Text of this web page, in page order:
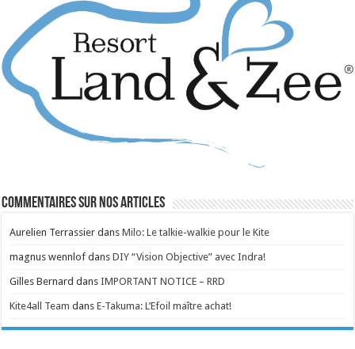
Commentaires sur nos articles
Aurelien Terrassier dansMilo: Le talkie-walkie pour le Kite
magnus wennlof dansDIY “Vision Objective” avec Indra!
Gilles Bernard dansIMPORTANT NOTICE – RRD
Kite4all Team dansE-Takuma: L’Efoil maître achat!